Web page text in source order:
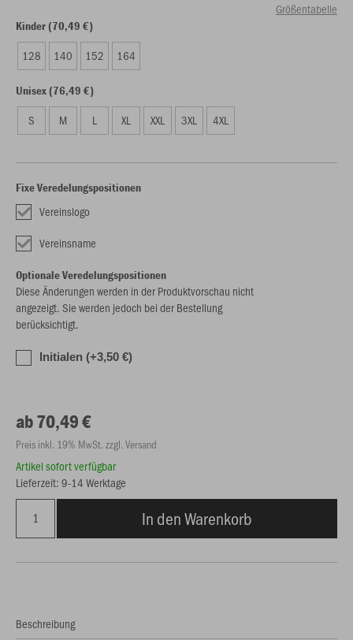
Größentabelle
Kinder (70,49 €)
128 140 152 164
Unisex (76,49 €)
S M L XL XXL 3XL 4XL
Fixe Veredelungspositionen
Vereinslogo
Vereinsname
Optionale Veredelungspositionen
Diese Änderungen werden in der Produktvorschau nicht
angezeigt. Sie werden jedoch bei der Bestellung
berücksichtigt.
Initialen (+3,50 €)
ab 70,49 €
Preis inkl. 19% MwSt. zzgl. Versand
Artikel sofort verfügbar
Lieferzeit: 9-14 Werktage
In den Warenkorb
Beschreibung